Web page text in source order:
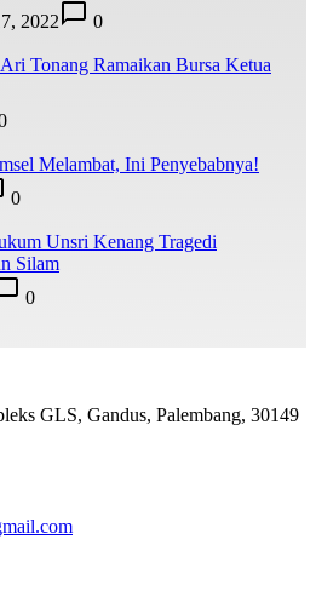
2022
0
Tonang Ramaikan Bursa Ketua
Melambat, Ini Penyebabnya!
0
Unsri Kenang Tragedi
Silam
0
GLS, Gandus, Palembang, 30149